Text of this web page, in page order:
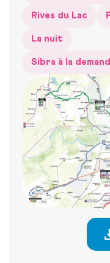
Rives du Lac
La nuit
Sibra à la